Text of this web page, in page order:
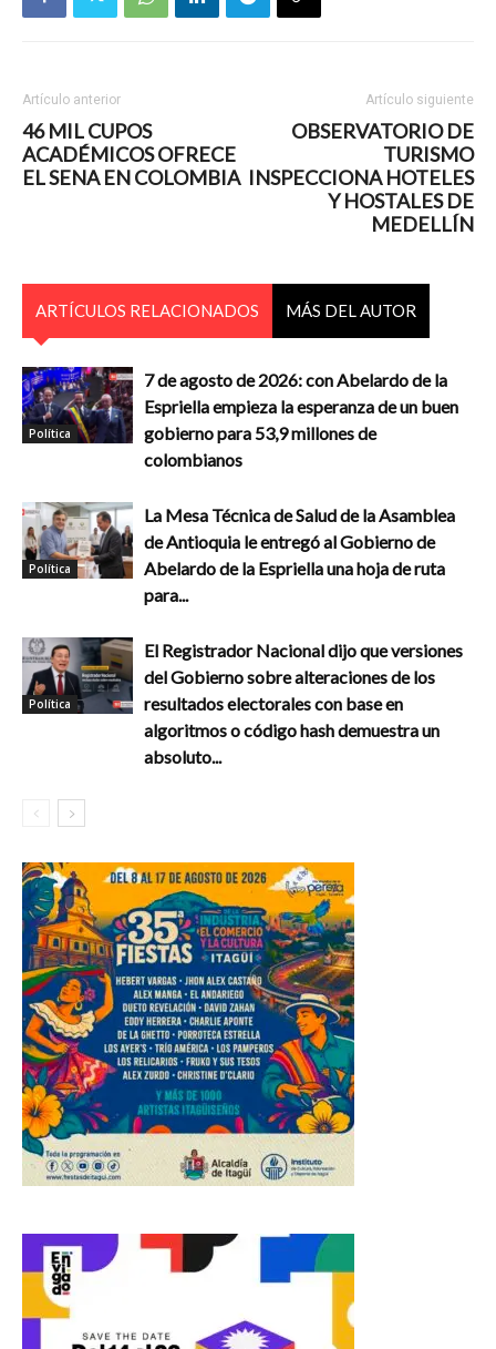
Artículo anterior
46 MIL CUPOS
ACADÉMICOS OFRECE
EL SENA EN COLOMBIA
Artículo siguiente
OBSERVATORIO DE
TURISMO
INSPECCIONA HOTELES
Y HOSTALES DE
MEDELLÍN
ARTÍCULOS RELACIONADOS MÁS DEL AUTOR
Política
7 de agosto de 2026: con Abelardo de la
Espriella empieza la esperanza de un buen
gobierno para 53,9 millones de
colombianos
Política
La Mesa Técnica de Salud de la Asamblea
de Antioquia le entregó al Gobierno de
Abelardo de la Espriella una hoja de ruta
para...
Política
El Registrador Nacional dijo que versiones
del Gobierno sobre alteraciones de los
resultados electorales con base en
algoritmos o código hash demuestra un
absoluto...